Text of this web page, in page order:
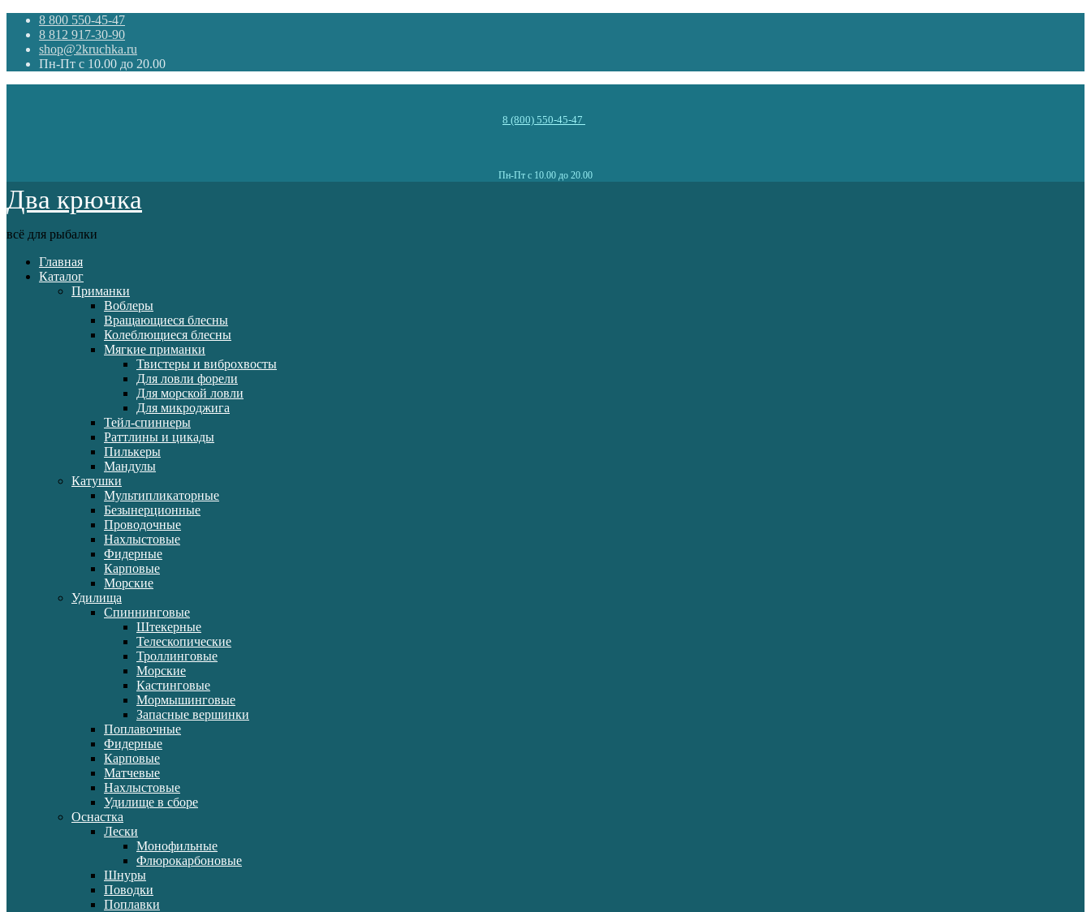
8 800 550-45-47
8 812 917-30-90
shop@2kruchka.ru
Пн-Пт с 10.00 до 20.00
8 (800) 550-45-47
Пн-Пт с 10.00 до 20.00
Два крючка
всё для рыбалки
Главная
Каталог
Приманки
Воблеры
Вращающиеся блесны
Колеблющиеся блесны
Мягкие приманки
Твистеры и виброхвосты
Для ловли форели
Для морской ловли
Для микроджига
Тейл-спиннеры
Раттлины и цикады
Пилькеры
Мандулы
Катушки
Мультипликаторные
Безынерционные
Проводочные
Нахлыстовые
Фидерные
Карповые
Морские
Удилища
Спиннинговые
Штекерные
Телескопические
Троллинговые
Морские
Кастинговые
Мормышинговые
Запасные вершинки
Поплавочные
Фидерные
Карповые
Матчевые
Нахлыстовые
Удилище в сборе
Оснастка
Лески
Монофильные
Флюрокарбоновые
Шнуры
Поводки
Поплавки